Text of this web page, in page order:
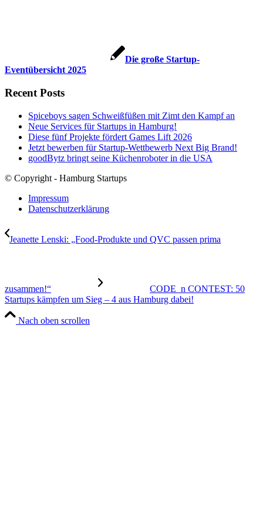
Die große Startup-
Eventübersicht 2025
Recent Posts
Spiceboys sagen Schweißfüßen mit Zimt den Kampf an
Neue Services für Startups in Hamburg!
Diese fünf Projekte fördert Games Lift 2026
Jetzt bewerben für Startup-Wettbewerb Next Big Brand!
goodBytz bringt seine Küchenroboter in die USA
© Copyright - Hamburg Startups
Impressum
Datenschutzerklärung
Jeanette Lenski: „Food-Produkte und QVC passen prima
zusammen!“
CODE_n CONTEST: 50
Startups kämpfen um Sieg – 4 aus Hamburg dabei!
Nach oben scrollen